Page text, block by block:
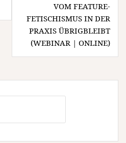
VOM FEATURE-
FETISCHISMUS IN DER
PRAXIS ÜBRIGBLEIBT
(WEBINAR | ONLINE)